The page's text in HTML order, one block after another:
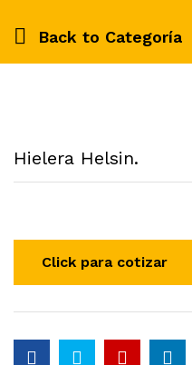
Back to Categoría
Hielera Helsin.